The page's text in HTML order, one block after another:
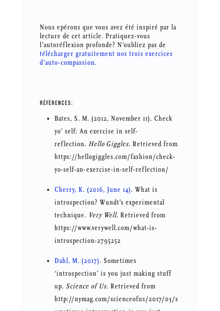
Nous epérons que vous avez été inspiré par la
lecture de cet article. Pratiquez-vous
l’autoréflexion profonde? N’oubliez pas de
télécharger gratuitement nos trois exercices
d’auto-compassion.
RÉFÉRENCES:
Bates, S. M. (2012, November 11). Check
yo’ self: An exercise in self-
reflection. Hello Giggles. Retrieved from
https://hellogiggles.com/fashion/check-
yo-self-an-exercise-in-self-reflection/
Cherry, K. (2016, June 14). What is
introspection? Wundt’s experimental
technique. Very Well. Retrieved from
https://www.verywell.com/what-is-
introspection-2795252
Dahl, M. (2017). Sometimes
‘introspection’ is you just making stuff
up. Science of Us. Retrieved from
http://nymag.com/scienceofus/2017/03/s